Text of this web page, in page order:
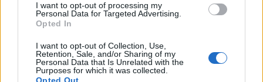
I want to opt-out of processing my
Personal Data for Targeted Advertising.
Opted In
I want to opt-out of Collection, Use,
Retention, Sale, and/or Sharing of my
Personal Data that Is Unrelated with the
Purposes for which it was collected.
VAI ALLA VERSIONE CLASSICA
Il materiale (testo, foto e video) consultabile in questo portale è di nostra proprietà.